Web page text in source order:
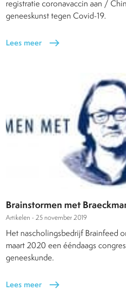
registratie coronavaccin aan /
geneeskunst tegen Covid-19.
Lees meer east
Brainstormen met
Artikelen - 25 november 2019
Het nascholingsbedrijf Brainfeed
maart 2020 een ééndaags
geneeskunde.
Lees meer east